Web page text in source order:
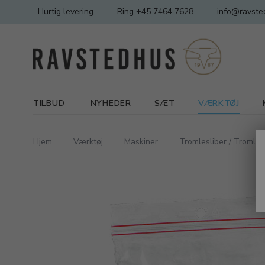
Hurtig levering Ring +45 7464 7628
TILBUD NYHEDER SÆT VÆRKTØJ
Hjem Værktøj Maskiner Tromlesliber /